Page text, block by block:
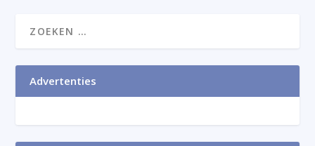
Advertenties